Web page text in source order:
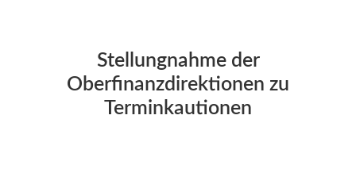
Stellungnahme der
Oberfinanzdirektionen zu
Terminkautionen